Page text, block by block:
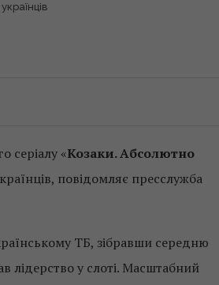
серіалу «Козаки. Абсолютно
повідомляє пресслужба
ТБ, зібравши середню
лідерство у слоті. Масштабний